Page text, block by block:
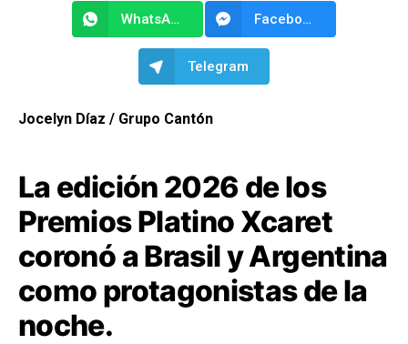
WhatsApp Facebook Messenger
Telegram
Jocelyn Díaz / Grupo Cantón
La edición 2026 de los
Premios Platino Xcaret
coronó a Brasil y Argentina
como protagonistas de la
noche.